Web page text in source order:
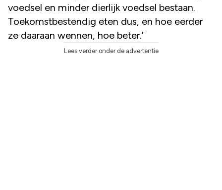
voedsel en minder dierlijk voedsel bestaan.
Toekomstbestendig eten dus, en hoe eerder
ze daaraan wennen, hoe beter.’
Lees verder onder de advertentie